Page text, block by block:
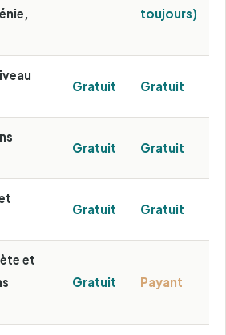
toujours)
Gratuit Gratuit
Gratuit Gratuit
Gratuit Gratuit
et
Gratuit Payant